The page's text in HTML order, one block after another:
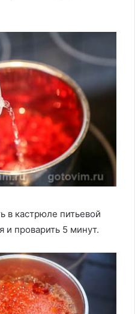
в кастрюле питьевой
и проварить 5 минут.